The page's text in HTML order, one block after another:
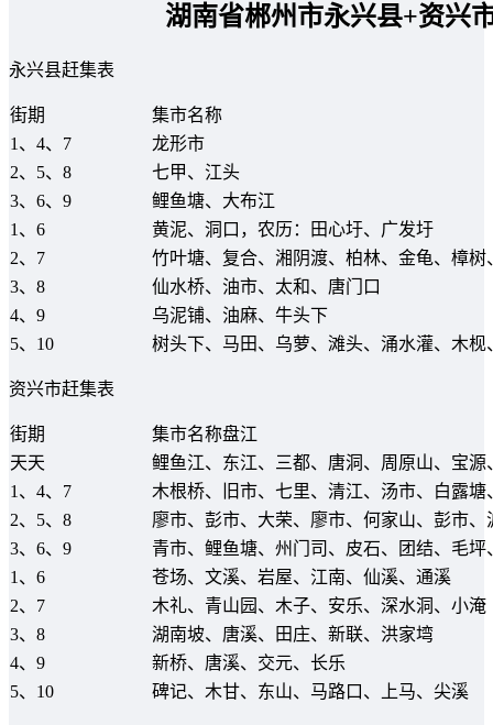
湖南省郴州市永兴县+资兴
永兴县赶集表
街期
集市名称
1、4、7
龙形市
2、5、8
七甲、江头
3、6、9
鲤鱼塘、大布江
1、6
黄泥、洞口，农历：田心圩、广发圩
2、7
竹叶塘、复合、湘阴渡、柏林、金龟、樟
3、8
仙水桥、油市、太和、唐门口
4、9
乌泥铺、油麻、牛头下
5、10
树头下、马田、乌萝、滩头、涌水灌、木
资兴市赶集表
街期
集市名称盘江
天天
鲤鱼江、东江、三都、唐洞、周原山、宝源
1、4、7
木根桥、旧市、七里、清江、汤市、白露塘
2、5、8
廖市、彭市、大荣、廖市、何家山、彭市
3、6、9
青市、鲤鱼塘、州门司、皮石、团结、毛
1、6
苍场、文溪、岩屋、江南、仙溪、通溪
2、7
木礼、青山园、木子、安乐、深水洞、小淹
3、8
湖南坡、唐溪、田庄、新联、洪家塆
4、9
新桥、唐溪、交元、长乐
5、10
碑记、木甘、东山、马路口、上马、尖溪